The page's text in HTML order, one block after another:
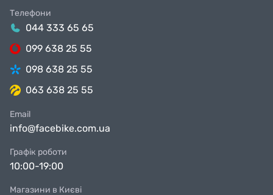
Телефони
044 333 65 65
099 638 25 55
098 638 25 55
063 638 25 55
Email
info@facebike.com.ua
Графік роботи
10:00-19:00
Магазини в Києві